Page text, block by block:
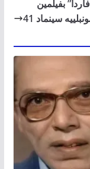
بفيلمين
سينماد 41